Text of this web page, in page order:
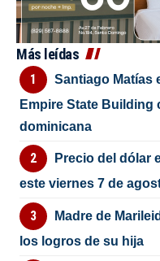
Más leídas
Santiago Matías
Empire State Building
dominicana
Precio del dólar
este viernes 7 de
Madre de
los logros de su hija